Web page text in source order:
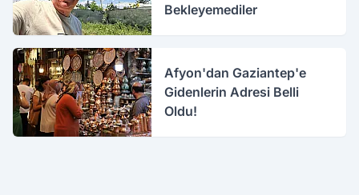
Bekleyemediler
Afyon'dan Gaziantep'e
Gidenlerin Adresi Belli
Oldu!